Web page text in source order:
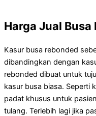
Harga Jual
Kasur busa rebonded
dibandingkan dengan
rebonded dibuat untuk
kasur busa biasa. Seperti
padat khusus untuk
tulang. Terlebih lagi jika